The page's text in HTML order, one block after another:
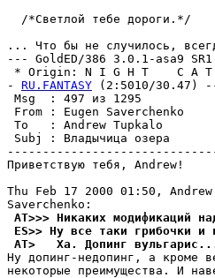
  /*Светлой тебе дороги.*/
... Что бы не случилось,
--- GoldED/386 3.0.1-asa9 SR1
* Origin: N I G H T    C A T
- RU.FANTASY (2:5010/
Msg  : 497
From : Eugen
To   : Andrew Tupkalo
Subj :
Приветствую тебя, Andrew!
Thu Feb 17 2000 01:50, Andrew
AT>>> Никаких модификаций
ES>> Ну все таки грибочки и
AT>   Ха. Допинг
Ну допинг-недопинг, а кроме
некоторые преимущества. И